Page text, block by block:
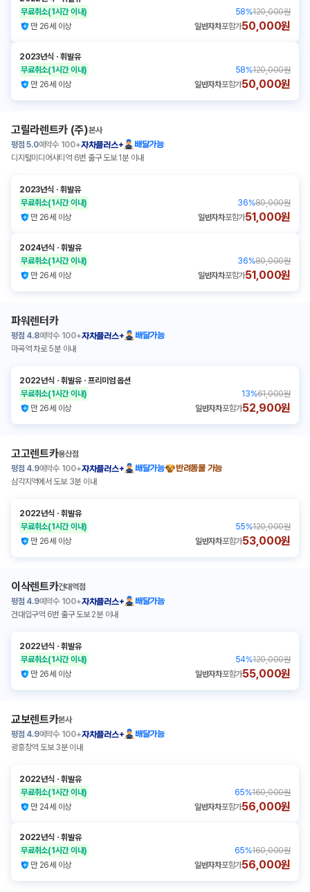
무료취소(1시간 이내) 58%120,000원
만 26세 이상
일반자차포함가50,000원
2023년식 ㆍ휘발유
무료취소(1시간 이내) 58%120,000원
만 26세 이상
일반자차포함가50,000원
고릴라렌트카 (주)본사
평점 5.0예약수 100+자차플러스+
배달가능
디지털미디어시티역 6번 출구 도보 1분 이내
2023년식 ㆍ휘발유
무료취소(1시간 이내) 36%80,000원
만 26세 이상
일반자차포함가51,000원
2024년식 ㆍ휘발유
무료취소(1시간 이내) 36%80,000원
만 26세 이상
일반자차포함가51,000원
파워렌터카
평점 4.8예약수 100+자차플러스+
배달가능
마곡역 차로 5분 이내
2022년식 ㆍ휘발유ㆍ프리미엄 옵션
무료취소(1시간 이내) 13%61,000원
만 26세 이상
일반자차포함가52,900원
고고렌트카용산점
평점 4.9예약수 100+자차플러스+ 배달가능
반려동물 가능
삼각지역에서 도보 3분 이내
2022년식 ㆍ휘발유
무료취소(1시간 이내) 55%120,000원
만 26세 이상
일반자차포함가53,000원
이삭렌트카건대역점
평점 4.9예약수 100+자차플러스+
배달가능
건대입구역 6번 출구 도보 2분 이내
2022년식 ㆍ휘발유
무료취소(1시간 이내) 54%120,000원
만 26세 이상
일반자차포함가55,000원
교보렌트카본사
평점 4.9예약수 100+자차플러스+
배달가능
광흥창역 도보 3분 이내
2022년식 ㆍ휘발유
무료취소(1시간 이내) 65%160,000원
만 24세 이상
일반자차포함가56,000원
2022년식 ㆍ휘발유
무료취소(1시간 이내) 65%160,000원
만 26세 이상
일반자차포함가56,000원